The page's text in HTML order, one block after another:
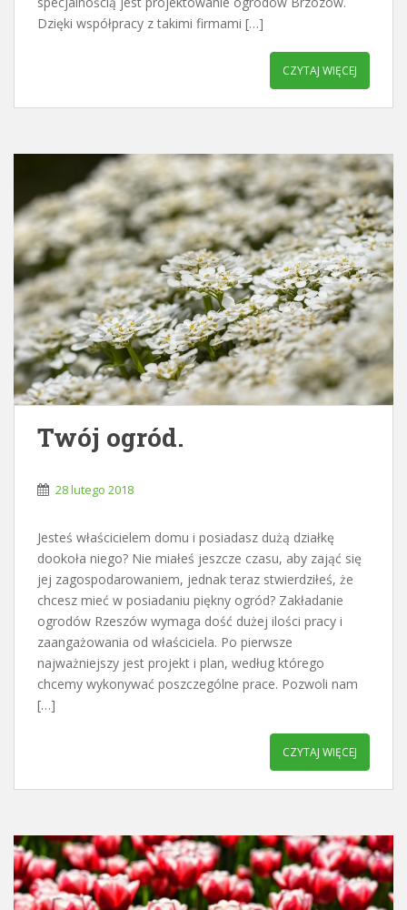
Dzięki współpracy z takimi firmami […]
CZYTAJ WIĘCEJ
Twój ogród.
28 lutego 2018
Jesteś właścicielem domu i posiadasz dużą działkę
dookoła niego? Nie miałeś jeszcze czasu, aby zająć się
jej zagospodarowaniem, jednak teraz stwierdziłeś, że
chcesz mieć w posiadaniu piękny ogród? Zakładanie
ogrodów Rzeszów wymaga dość dużej ilości pracy i
zaangażowania od właściciela. Po pierwsze
najważniejszy jest projekt i plan, według którego
chcemy wykonywać poszczególne prace. Pozwoli nam
[…]
CZYTAJ WIĘCEJ